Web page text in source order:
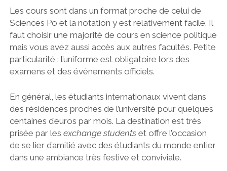
Les cours sont dans un format proche de celui de
Sciences Po et la notation y est relativement facile. Il
faut choisir une majorité de cours en science politique
mais vous avez aussi accès aux autres facultés. Petite
particularité : l’uniforme est obligatoire lors des
examens et des événements officiels.
En général, les étudiants internationaux vivent dans
des résidences proches de l’université pour quelques
centaines d’euros par mois. La destination est très
prisée par les exchange students et offre l’occasion
de se lier d’amitié avec des étudiants du monde entier
dans une ambiance très festive et conviviale.